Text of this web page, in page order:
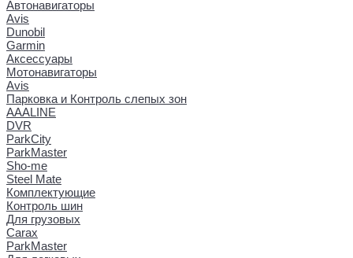
Автонавигаторы
Avis
Dunobil
Garmin
Аксессуары
Мотонавигаторы
Avis
Парковка и Контроль слепых зон
AAALINE
DVR
ParkCity
ParkMaster
Sho-me
Steel Mate
Комплектующие
Контроль шин
Для грузовых
Carax
ParkMaster